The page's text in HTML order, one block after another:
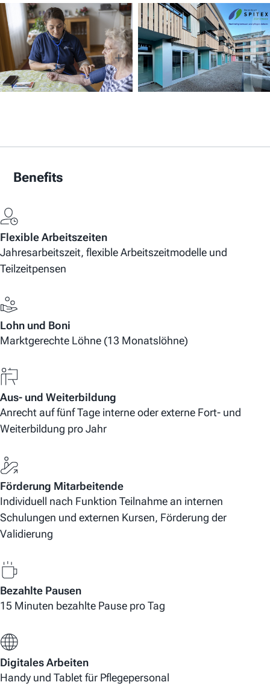
Benefits
Flexible Arbeitszeiten
Jahresarbeitszeit, flexible Arbeitszeitmodelle und
Teilzeitpensen
Lohn und Boni
Marktgerechte Löhne (13 Monatslöhne)
Aus- und Weiterbildung
Anrecht auf fünf Tage interne oder externe Fort- und
Weiterbildung pro Jahr
Förderung Mitarbeitende
Individuell nach Funktion Teilnahme an internen
Schulungen und externen Kursen, Förderung der
Validierung
Bezahlte Pausen
15 Minuten bezahlte Pause pro Tag
Digitales Arbeiten
Handy und Tablet für Pflegepersonal